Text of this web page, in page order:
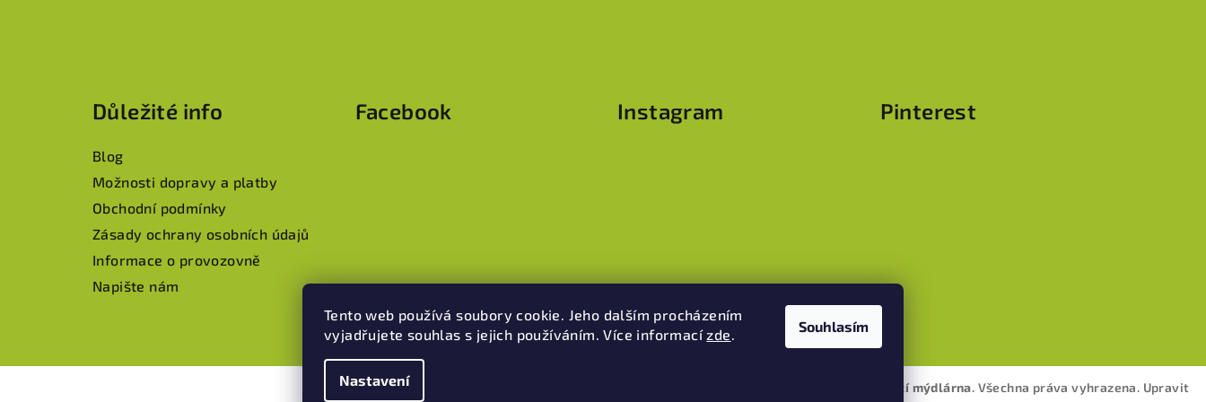
Tento web používá soubory cookie. Jeho dalším procházením
vyjadřujete souhlas s jejich používáním. Více informacízde.
Nastavení
Souhlasím
s
u
Důležité info
Blog
Možnosti dopravy a platby
Obchodní podmínky
Zásady ochrany osobních údajů
Informace o provozovně
Napište nám
Facebook Instagram
Sledovat na Instagramu
Pinterest
Bella Mia - domácí mýdlárna. Všechna práva vyhrazena. Upravit